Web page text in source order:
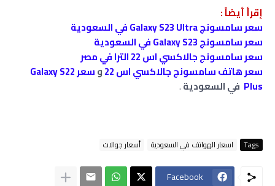
إقرأ أيضاً :
سعر سامسونج Galaxy S23 Ultra في السعودية
سعر سامسونج Galaxy S23 في السعودية
سعر سامسونج جالاكسي اس 22 الترا في ﻣﺼﺮ
سعر هاتف سامسونج جالاكسي اس 22
و
سعر Galaxy S22
Plus في السعودية.
Tags اسعار الهواتف في السعودية أسعار جوالات
Facebook